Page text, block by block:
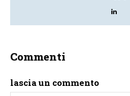
Commenti
lascia un commento